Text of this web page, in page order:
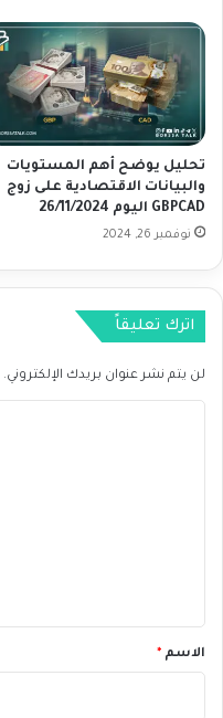
ة
و
ج
N
Z
D
S
D
ي
و
2
4
م
S
D
C
D
ي
و
0
-
تحليل يوضح أهم المستويات
والبيانات الاقتصادية على زوج
GBPCAD اليوم 26/11/2024
نوفمبر 26, 2024
اترك تعليقاً
لن يتم نشر عنوان بريدك الإلكتروني.
*الاسم *